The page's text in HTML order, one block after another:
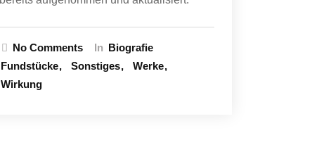
No Comments In Biografie
Fundstücke
Sonstiges
Werke
Wirkung